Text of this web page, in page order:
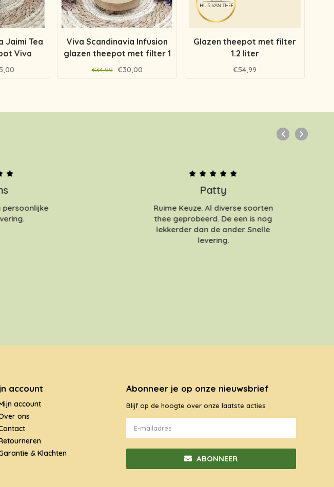
Jaimi Tea
Viva
Viva Scandinavia Infusion
glazen theepot met filter 1
liter
€34,99 €30,00
Glazen theepot met filter
1.2 liter
€54,99
persoonlijke
Patty
Ruime Keuze. Al diverse soorten
thee geprobeerd. De een is nog
lekkerder dan de ander. Snelle
levering.
account
account
ons
& Klachten
Abonneer je op onze nieuwsbrief
Blijf op de hoogte over onze laatste acties
ABONNEER